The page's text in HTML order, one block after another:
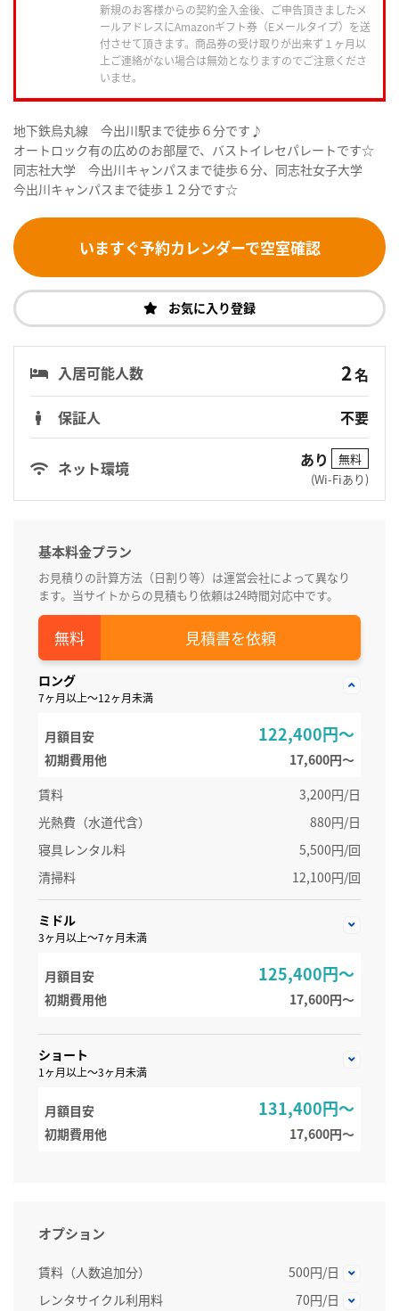
新規のお客様からの契約金入金後、ご申告頂きましたメ
ールアドレスにAmazonギフト券（Eメールタイプ）を送
付させて頂きます。商品券の受け取りが出来ず１ヶ月以
上ご連絡がない場合は無効となりますのでご注意くださ
いませ。
地下鉄烏丸線 今出川駅まで徒歩６分です♪
オートロック有の広めのお部屋で、バストイレセパレートです☆
同志社大学 今出川キャンパスまで徒歩６分、同志社女子大学
今出川キャンパスまで徒歩１２分です☆
いますぐ予約カレンダーで空室確認
お気に入り登録
入居可能人数 2名
保証人
不要
ネット環境 あり
無料
(Wi-Fiあり)
基本料金プラン
お見積りの計算方法（日割り等）は運営会社によって異なり
ます。当サイトからの見積もり依頼は24時間対応中です。
見積書を依頼
ロング
7ヶ月以上～12ヶ月未満
月額目安 122,400円～
初期費用他
17,600円〜
賃料
3,200円/日
光熱費（水道代含）
880円/日
寝具レンタル料
5,500円/回
清掃料
12,100円/回
ミドル
3ヶ月以上～7ヶ月未満
月額目安 125,400円～
初期費用他 17,600円〜
ショート
1ヶ月以上～3ヶ月未満
月額目安 131,400円～
初期費用他 17,600円〜
オプション
賃料（人数追加分）
500円/日
レンタサイクル利用料
70円/日